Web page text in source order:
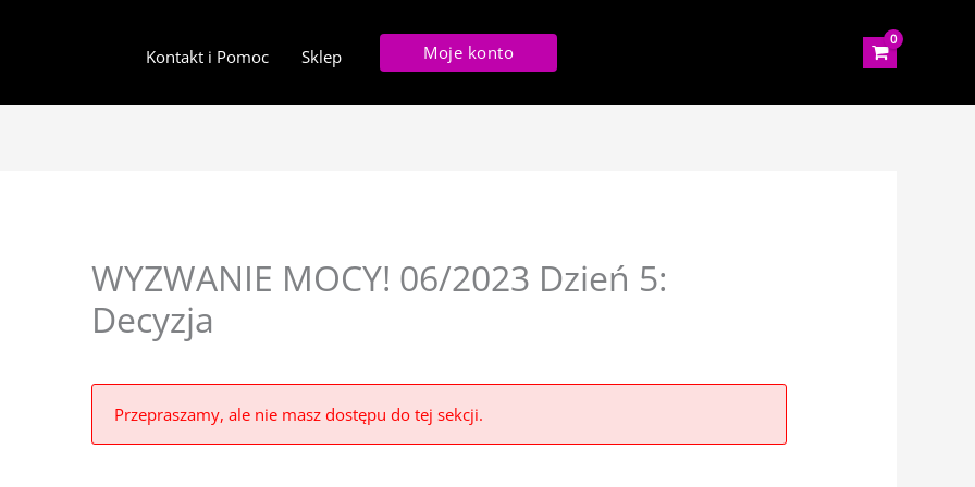
Kontakt i Pomoc Sklep Moje konto
WYZWANIE MOCY! 06/2023 Dzień 5:
Decyzja
Przepraszamy, ale nie masz dostępu do tej sekcji.